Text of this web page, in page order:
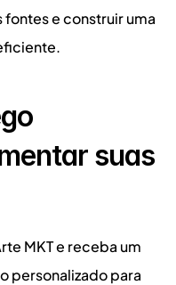
e construir uma
suas
MKT e receba um
personalizado para